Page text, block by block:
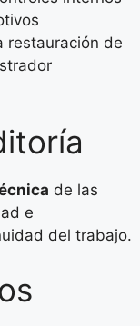
restauración de
de las
e
del trabajo.